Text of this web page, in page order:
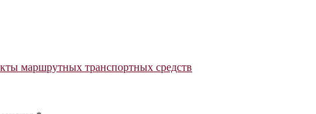
маршрутных транспортных средств